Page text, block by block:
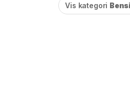
Vis kategori